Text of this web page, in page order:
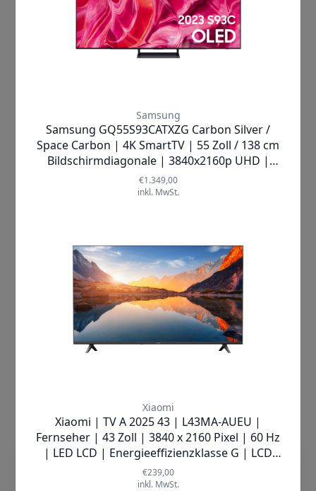
gemeinsam mit Familie oder Freunden
auf der Couch sitzen und durch die
Dolby Vision®-unterstützten Bilder in
Kinoqualität regelrecht in die Handlung
eintauchen. Der beeindruckende
HDR10+ Standardsorgt dafür, dass
im Geschehen. Begleitet wird dies von
einem erstklassigen Klang dankDolby
Atmos® und DTS:X, die den Sound
dreidimensional ins Zimmer bringen
und jeden Filmabend zu einem
unvergesslichen Erlebnis machen.
Lassen Sie sich von der Magie des
Die Xiaomi TV Box S besticht durch ihre
leistungsstarke 6-nm-
Hochleistungsplattformmit einem
Quad-Core-Prozessor (bis zu 2,5 GHz)
dieTechnik.de nutzt Cookies, damit wir
unsere Seiten sicher und zuverlässig